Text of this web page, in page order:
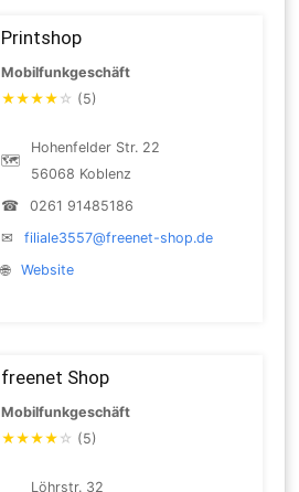
Printshop
Mobilfunkgeschäft
★★★★ ☆ (5)
🗺
Hohenfelder Str. 22
56068 Koblenz
☎
0261 91485186
✉
filiale3557@freenet-shop.de
🌐
Website
freenet Shop
Mobilfunkgeschäft
★★★★ ☆ (5)
Löhrstr. 32